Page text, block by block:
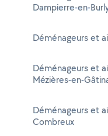
Dampierre-en-
Déménageurs et
Déménageurs et
Mézières-en-
Déménageurs et
Combreux